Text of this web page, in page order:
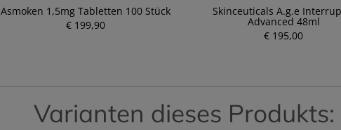
Asmoken 1,5mg Tabletten 100 Stück
€ 199,90
Skinceuticals A.g.e
Advanced 48ml
€ 195,00
P P
r
Varianten dieses Produkts: